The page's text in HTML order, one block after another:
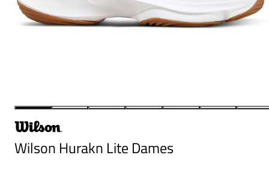
Wilson Hurakn Lite Dames